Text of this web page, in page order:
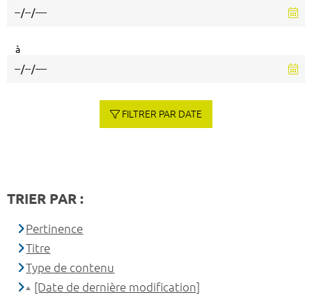
à
FILTRER PAR DATE
TRIER PAR :
Pertinence
Titre
Type de contenu
[Date de dernière modification]